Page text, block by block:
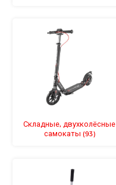
Складные, двухколёсные
самокаты (93)